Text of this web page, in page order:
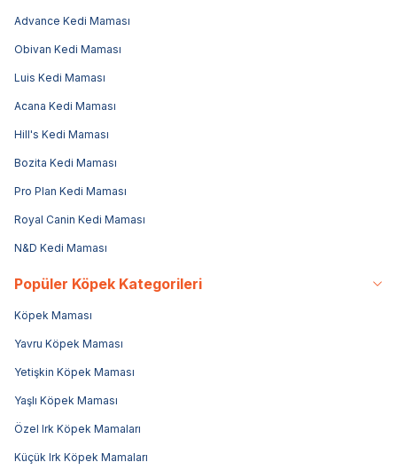
Advance Kedi Maması
Obivan Kedi Maması
Luis Kedi Maması
Acana Kedi Maması
Hill's Kedi Maması
Bozita Kedi Maması
Pro Plan Kedi Maması
Royal Canin Kedi Maması
N&D Kedi Maması
Popüler Köpek Kategorileri
Köpek Maması
Yavru Köpek Maması
Yetişkin Köpek Maması
Yaşlı Köpek Maması
Özel Irk Köpek Mamaları
Küçük Irk Köpek Mamaları